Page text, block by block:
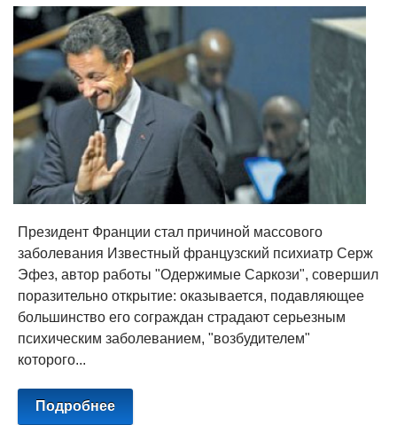
Президент Франции стал причиной массового
заболевания Известный французский психиатр Серж
Эфез, автор работы "Одержимые Саркози", совершил
поразительно открытие: оказывается, подавляющее
большинство его сограждан страдают серьезным
психическим заболеванием, "возбудителем"
которого...
Подробнее